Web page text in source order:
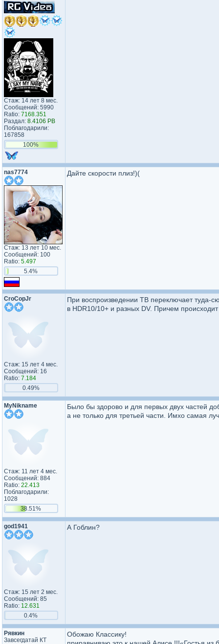
Стаж: 14 лет 8 мес.
Сообщений: 5990
Ratio: 7168.351
Раздал: 8.4106 PB
Поблагодарили:
167858
100%
nas7774
Стаж: 13 лет 10 мес.
Сообщений: 100
Ratio: 5.497
5.4%
Дайте скорости плиз!)(
CroCopJr
Стаж: 15 лет 4 мес.
Сообщений: 16
Ratio: 7.184
0.49%
При воспроизведении ТВ переключает туда-
в HDR10/10+ и разных DV. Причем
MyNikname
Стаж: 11 лет 4 мес.
Сообщений: 884
Ratio: 22.413
Поблагодарили:
1028
38.51%
Было бы здорово и для первых двух частей
а не только для третьей части. Имхо самая
god1941
Стаж: 15 лет 2 мес.
Сообщений: 85
Ratio: 12.631
0.4%
А Гоблин?
Рявкин
Завсегдатай КТ
Обожаю Классику!